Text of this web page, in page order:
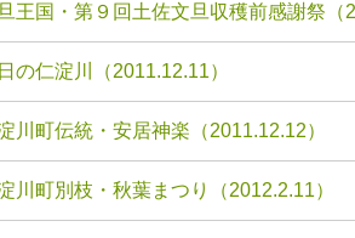
王国・第９回土佐文旦収穫前感謝祭（
の仁淀川（2011.12.11）
川町伝統・安居神楽（2011.12.12）
川町別枝・秋葉まつり（2012.2.11）